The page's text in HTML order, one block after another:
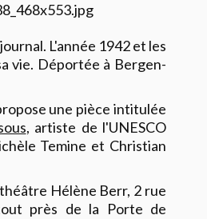
L'année 1942 et les
vie. Déportée à Bergen-
une pièce intitulée
, artiste de l'UNESCO
Temine et Christian
Hélène Berr, 2 rue
près de la Porte de